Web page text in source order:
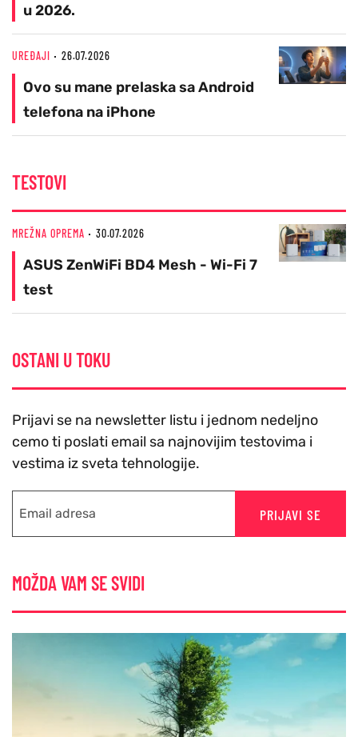
u 2026.
UREĐAJI 26.07.2026
Ovo su mane prelaska sa Android
telefona na iPhone
TESTOVI
MREŽNA OPREMA 30.07.2026
ASUS ZenWiFi BD4 Mesh - Wi-Fi 7
test
OSTANI U TOKU
Prijavi se na newsletter listu i jednom nedeljno
cemo ti poslati email sa najnovijim testovima i
vestima iz sveta tehnologije.
PRIJAVI SE
MOŽDA VAM SE SVIDI